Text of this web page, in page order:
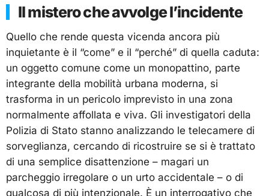
Il mistero che avvolge l’incidente
Quello che rende questa vicenda ancora più
inquietante è il “come” e il “perché” di quella caduta:
un oggetto comune come un monopattino, parte
integrante della mobilità urbana moderna, si
trasforma in un pericolo imprevisto in una zona
normalmente affollata e viva. Gli investigatori della
Polizia di Stato stanno analizzando le telecamere di
sorveglianza, cercando di ricostruire se si è trattato
di una semplice disattenzione – magari un
parcheggio irregolare o un urto accidentale – o di
qualcosa di più intenzionale. È un interrogativo che